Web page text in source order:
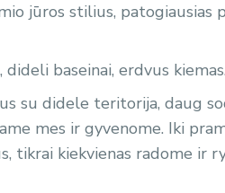
jūros stilius, patogiausias
dideli baseinai, erdvus kiemas.
su didele teritorija, daug
mes ir gyvenome. Iki
tikrai kiekvienas radome ir